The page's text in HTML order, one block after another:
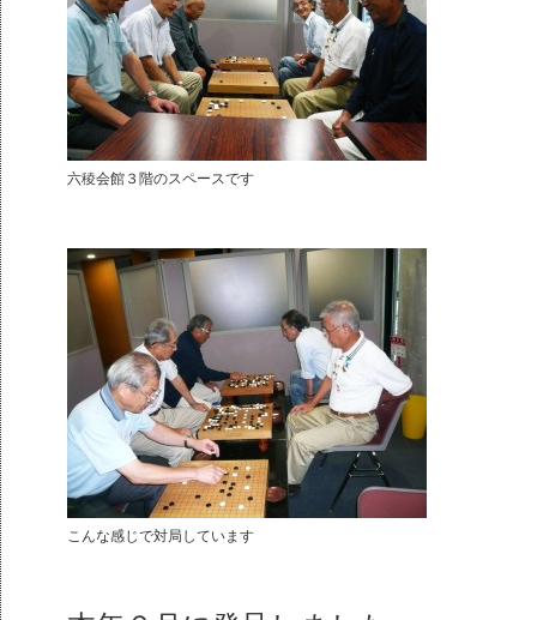
六稜会館３階のスペースです
こんな感じで対局しています